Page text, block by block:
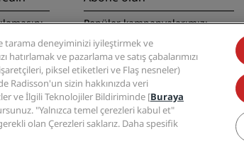
Popüler kampanyalarımızı
Group, Radisson, Radisson RED, Radisson Blu, Radisson
tarama deneyiminizi iyileştirmek ve
ve pazarlama ve satış çabalarımızı
piksel etiketleri ve Flaş nesneler)
Radisson'un sizin hakkınızda veri
ve İlgili Teknolojiler Bildiriminde [Buraya
"Yalnızca temel çerezleri kabul et"
olan Çerezleri saklarız. Daha spesifik